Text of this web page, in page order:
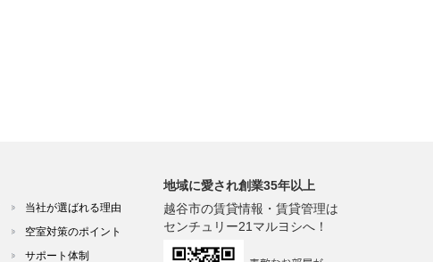
当社が選ばれる理由
空室対策のポイント
サポート体制
地域に愛され創業35年以上
越谷市の賃貸情報・賃貸管理は
センチュリー21マルヨシへ！